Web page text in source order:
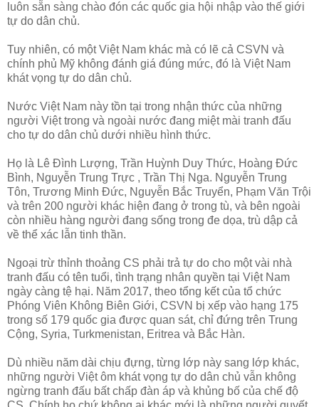
luôn sẵn sàng chào đón các quốc gia hội nhập vào thế giới
tự do dân chủ.
Tuy nhiên, có một Việt Nam khác mà có lẽ cả CSVN và
chính phủ Mỹ không đánh giá đúng mức, đó là Việt Nam
khát vọng tự do dân chủ.
Nước Việt Nam này tồn tại trong nhận thức của những
người Việt trong và ngoài nước đang miệt mài tranh đấu
cho tự do dân chủ dưới nhiều hình thức.
Họ là Lê Đình Lượng, Trần Huỳnh Duy Thức, Hoàng Đức
Bình, Nguyễn Trung Trực , Trần Thị Nga. Nguyễn Trung
Tôn, Trương Minh Đức, Nguyễn Bắc Truyển, Phạm Văn Trội
và trên 200 người khác hiện đang ở trong tù, và bên ngoài
còn nhiều hàng người đang sống trong đe dọa, trù dập cả
về thể xác lẫn tinh thần.
Ngoại trừ thỉnh thoảng CS phải trả tự do cho một vài nhà
tranh đấu có tên tuổi, tình trạng nhân quyền tại Việt Nam
ngày càng tệ hại. Năm 2017, theo tổng kết của tổ chức
Phóng Viên Không Biên Giới, CSVN bị xếp vào hạng 175
trong số 179 quốc gia được quan sát, chỉ đứng trên Trung
Cộng, Syria, Turkmenistan, Eritrea và Bắc Hàn.
Dù nhiều năm dài chịu đựng, từng lớp này sang lớp khác,
những người Việt ôm khát vọng tự do dân chủ vẫn không
ngừng tranh đấu bất chấp đàn áp và khủng bố của chế độ